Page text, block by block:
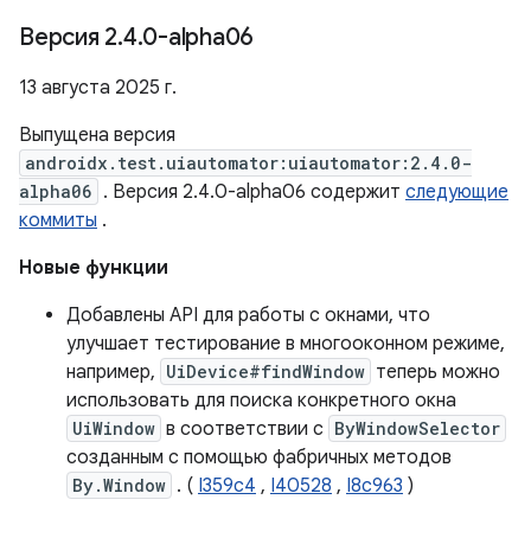
Версия 2.4.0-alpha06
13 августа 2025 г.
Выпущена версия
androidx.test.uiautomator:uiautomator:2.4.0-
alpha06 . Версия 2.4.0-alpha06 содержит следующие
коммиты .
Новые функции
Добавлены API для работы с окнами, что
улучшает тестирование в многооконном режиме,
например, UiDevice#findWindow теперь можно
использовать для поиска конкретного окна
UiWindow в соответствии с ByWindowSelector
созданным с помощью фабричных методов
By.Window . ( I359c4 , I40528 , I8c963 )